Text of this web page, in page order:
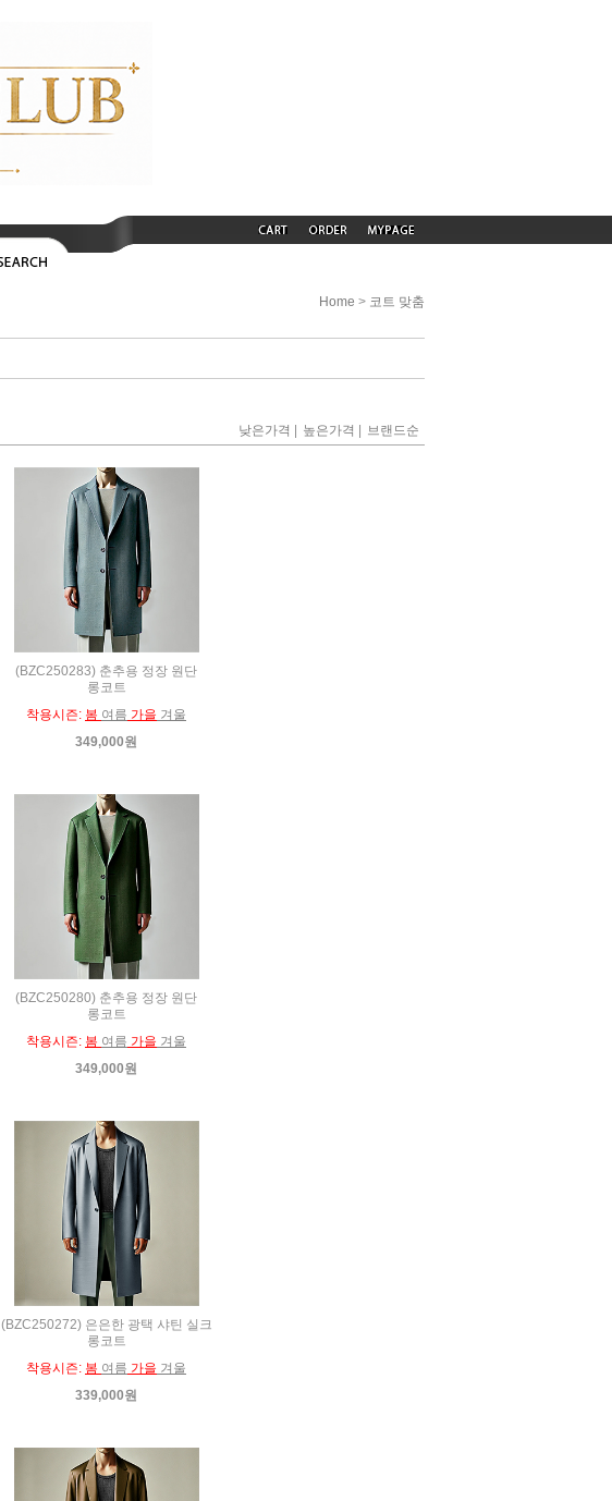
Home > 코트 맞춤
낮은가격 | 높은가격 | 브랜드순
(BZC250283) 춘추용 정장 원단
롱코트
착용시즌: 봄 여름 가을 겨울
349,000원
(BZC250280) 춘추용 정장 원단
롱코트
착용시즌: 봄 여름 가을 겨울
349,000원
(BZC250272) 은은한 광택 샤틴 실크
롱코트
착용시즌: 봄 여름 가을 겨울
339,000원